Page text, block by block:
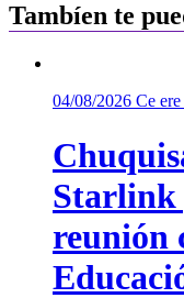
Tambíen te
04/08/2026 Ce
Starlink
reunión